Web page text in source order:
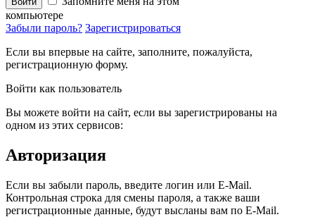
компьютере
Забыли пароль? Зарегистрироваться
Если вы впервые на сайте, заполните, пожалуйста,
регистрационную форму.
Войти как пользователь
Вы можете войти на сайт, если вы зарегистрированы на
одном из этих сервисов:
Авторизация
Если вы забыли пароль, введите логин или E-Mail.
Контрольная строка для смены пароля, а также ваши
регистрационные данные, будут высланы вам по E-Mail.